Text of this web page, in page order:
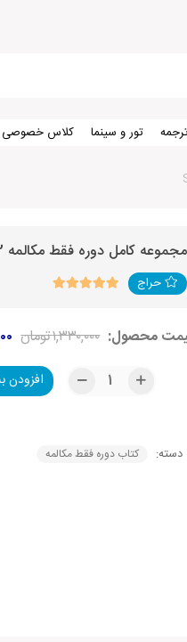
تور و سینما کلاس خصوصی
مجموعه کامل دوره فقط مکالمه SPO9 – SPO12
حراج
محصول: تومان۱,۳۳۰,۰۰۰
افزودن
دسته: کتاب دوره فقط مکالمه